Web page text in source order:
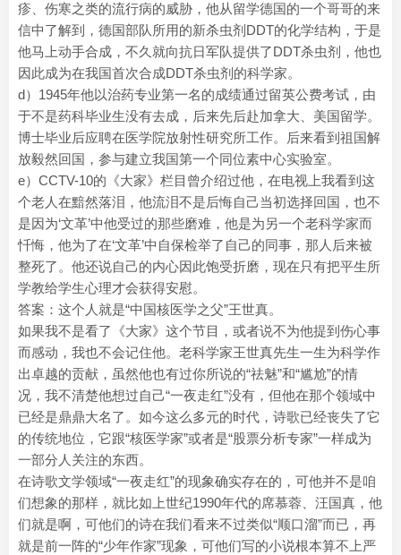
疹、伤寒之类的流行病的威胁，他从留学德国的一个哥哥的来
信中了解到，德国部队所用的新杀虫剂DDT的化学结构，于是
他马上动手合成，不久就向抗日军队提供了DDT杀虫剂，他也
因此成为在我国首次合成DDT杀虫剂的科学家。
d）1945年他以治药专业第一名的成绩通过留英公费考试，由
于不是药科毕业生没有去成，后来先后赴加拿大、美国留学。
博士毕业后应聘在医学院放射性研究所工作。后来看到祖国解
放毅然回国，参与建立我国第一个同位素中心实验室。
e）CCTV-10的《大家》栏目曾介绍过他，在电视上我看到这
个老人在黯然落泪，他流泪不是后悔自己当初选择回国，也不
是因为‘文革’中他受过的那些磨难，他是为另一个老科学家而
忏悔，他为了在‘文革’中自保检举了自己的同事，那人后来被
整死了。他还说自己的内心因此饱受折磨，现在只有把平生所
学教给学生心理才会获得安慰。
答案：这个人就是“中国核医学之父”王世真。
如果我不是看了《大家》这个节目，或者说不为他提到伤心事
而感动，我也不会记住他。老科学家王世真先生一生为科学作
出卓越的贡献，虽然他也有过你所说的“祛魅”和“尴尬”的情
况，我不清楚他想过自己“一夜走红”没有，但他在那个领域中
已经是鼎鼎大名了。如今这么多元的时代，诗歌已经丧失了它
的传统地位，它跟“核医学家”或者是“股票分析专家”一样成为
一部分人关注的东西。
在诗歌文学领域“一夜走红”的现象确实存在的，可他并不是咱
们想象的那样，就比如上世纪1990年代的席慕蓉、汪国真，他
们就是啊，可他们的诗在我们看来不过类似“顺口溜”而已，再
就是前一阵的“少年作家”现象，可他们写的小说根本算不上严